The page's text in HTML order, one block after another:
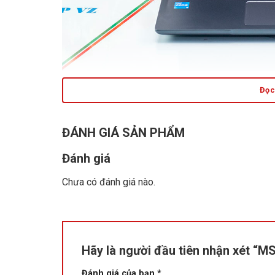
Modern, giúp cho chủ nhân sở hữu nó nổi bật hơn
người.
ĐÁNH GIÁ SẢN PHẨM
Đánh giá
Chưa có đánh giá nào.
Hãy là người đầu tiên nhận xét